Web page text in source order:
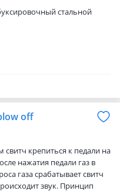
стальной
off
свитч крепиться к педали на
нажатия педали газ в
газа срабатывает свитч
звук. Принцип